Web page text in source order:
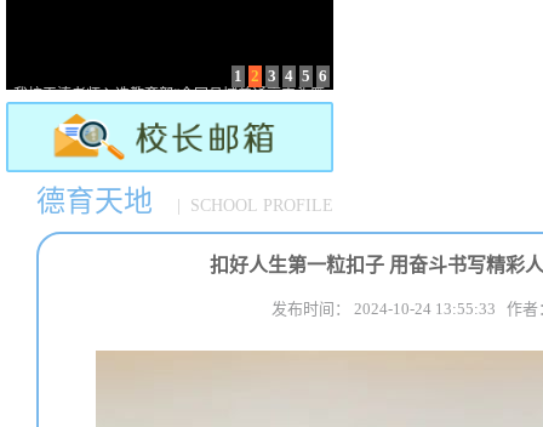
学在湖口 | 付玉红：春风育桃李 爱心铸师魂
1 2 3 4 5 6
德育天地 | SCHOOL PROFILE
扣好人生第一粒扣子 用奋斗书写精
发布时间： 2024-10-24 13:55:33 作